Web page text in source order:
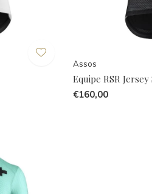
Assos
Equipe RSR Jersey
€160,00